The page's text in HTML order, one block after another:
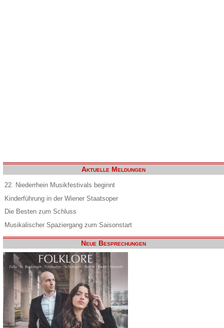
Aktuelle Meldungen
22. Niederrhein Musikfestivals beginnt
Kinderführung in der Wiener Staatsoper
Die Besten zum Schluss
Musikalischer Spaziergang zum Saisonstart
Neue Besprechungen